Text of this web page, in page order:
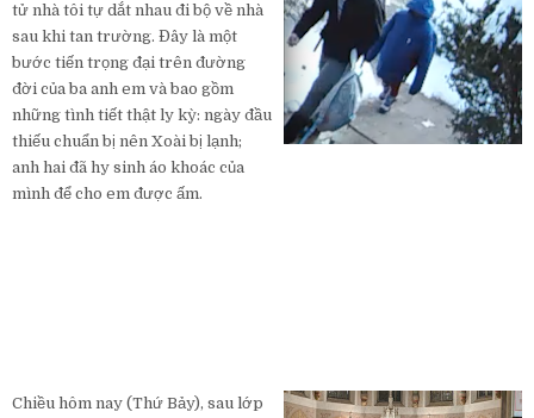
tử nhà tôi tự dắt nhau đi bộ về nhà
sau khi tan trường. Đây là một
bước tiến trọng đại trên đường
đời của ba anh em và bao gồm
những tình tiết thật ly kỳ: ngày đầu
thiếu chuẩn bị nên Xoài bị lạnh;
anh hai đã hy sinh áo khoác của
mình để cho em được ấm.
Chiều hôm nay (Thứ Bảy), sau lớp